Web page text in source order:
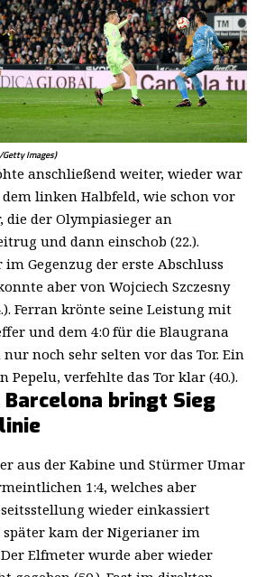
Getty Images)
anschließend weiter, wieder war
dem linken Halbfeld, wie schon vor
die der Olympiasieger an
und dann einschob (22.).
im Gegenzug der erste Abschluss
aber von Wojciech Szczesny
Ferran krönte seine Leistung mit
und dem 4:0 für die Blaugrana
nur noch sehr selten vor das Tor. Ein
Pepelu, verfehlte das Tor klar (40.).
bringt Sieg
aus der Kabine und Stürmer Umar
1:4, welches aber
wieder einkassiert
später kam der Nigerianer im
Elfmeter wurde aber wieder